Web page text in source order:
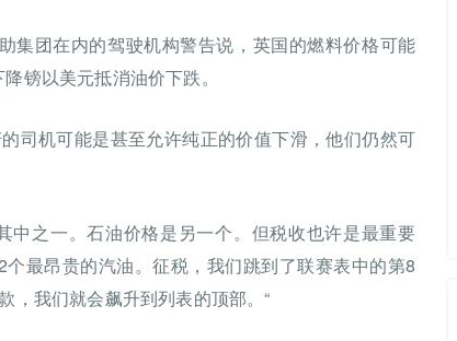
集团在内的驾驶机构警告说，英国的燃料价格可能
镑以美元抵消油价下跌。
司机可能是甚至允许纯正的价值下滑，他们仍然可
中之一。石油价格是另一个。但税收也许是最重要
最昂贵的汽油。征税，我们跳到了联赛表中的第8
，我们就会飙升到列表的顶部。“